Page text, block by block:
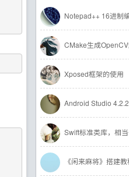
Notepad++ 16进制
CMake生成OpenCV解决
Xposed框架的使用
Android Studio
Swift标准类库，相当于
《闲来麻将》搭建教